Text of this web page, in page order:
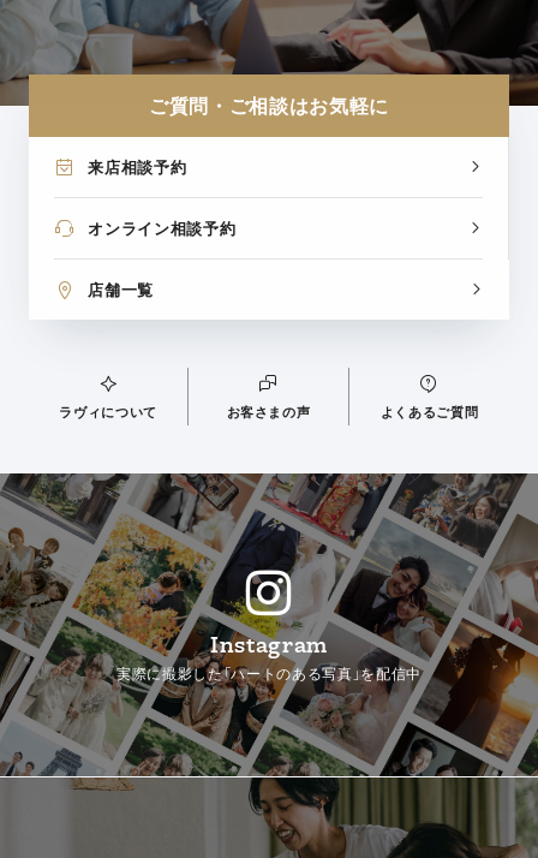
ご質問・ご相談はお気軽に
来店相談予約
オンライン相談予約
店舗一覧
ラヴィについて お客さまの声 よくあるご質問
Instagram
実際に撮影した「ハートのある写真」を配信中